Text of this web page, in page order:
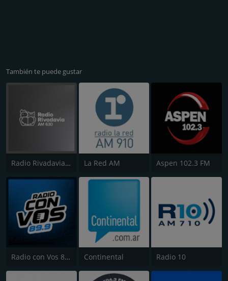
También te puede gustar
Radio Rivadavia 630 AM La Red AM Aspen 102.3 FM
Radio con Vos 89.9 FM Continental Radio 10